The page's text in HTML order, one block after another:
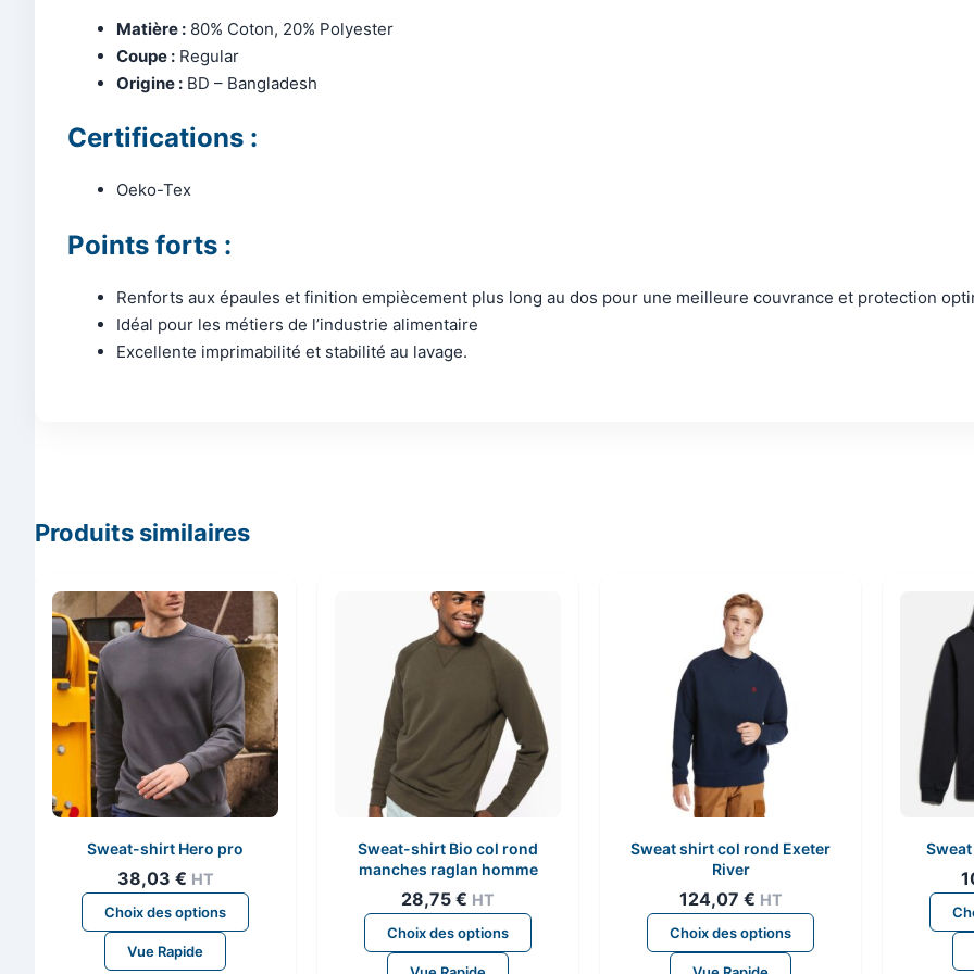
Matière : 80% Coton, 20% Polyester
Coupe : Regular
Origine : BD – Bangladesh
Certifications :
Oeko-Tex
Points forts :
Renforts aux épaules et finition empiècement plus long au dos pour une meilleure couvrance et protection
Idéal pour les métiers de l’industrie alimentaire
Excellente imprimabilité et stabilité au lavage.
Produits similaires
Sweat-shirt Hero pro
38,03 € HT
Choix des options
Ce
produit
Vue Rapide
Sweat-shirt Bio col rond
manches raglan homme
28,75 € HT
Choix des options
Ce
produit
Sweat shirt col rond Exeter
River
124,07 € HT
Choix des options
Ce
produit